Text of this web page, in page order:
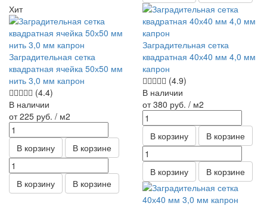
Хит
Заградительная сетка
квадратная ячейка 50х50 мм
нить 3,0 мм капрон
(4.4)
В наличии
от 225 руб. / м2
В корзину В корзине
В корзину В корзине
Заградительная сетка
квадратная 40х40 мм 4,0 мм
капрон
(4.9)
В наличии
от 380 руб. / м2
В корзину В корзине
В корзину В корзине